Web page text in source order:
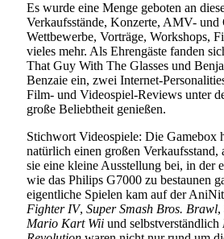
Es wurde eine Menge geboten an
Verkaufsstände, Konzerte, AMV- und
Wettbewerbe, Vorträge, Workshops,
vieles mehr. Als Ehrengäste fanden
That Guy With The Glasses und
Benzaie ein, zwei Internet-
Film- und Videospiel-Reviews unter
große Beliebtheit genießen.
Stichwort Videospiele: Die Gamebox
natürlich einen großen Verkaufsstand,
sie eine kleine Ausstellung bei, in der
wie das Philips G7000 zu bestaunen
eigentliche Spielen kam auf der
Fighter IV, Super Smash Bros. Brawl,
Mario Kart Wii und selbstverständlich